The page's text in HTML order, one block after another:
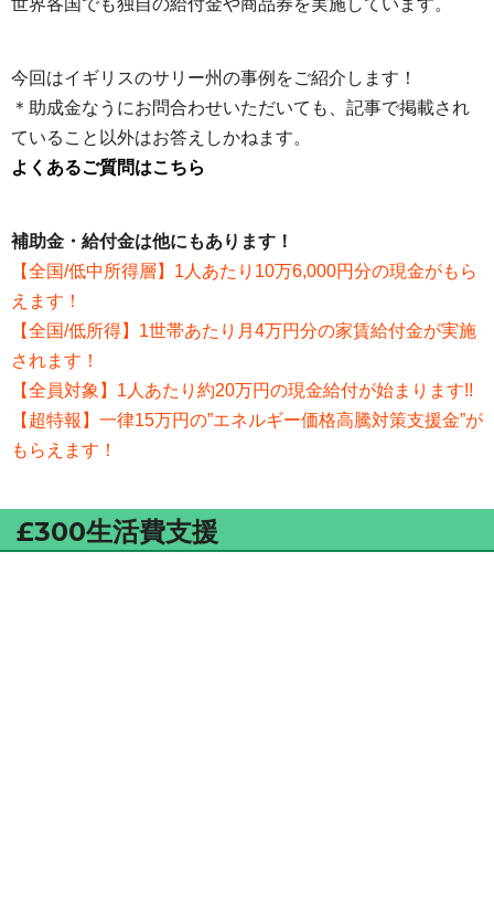
世界各国でも独自の給付金や商品券を実施しています。
今回はイギリスのサリー州の事例をご紹介します！
＊助成金なうにお問合わせいただいても、記事で掲載され
ていること以外はお答えしかねます。
よくあるご質問はこちら
補助金・給付金は他にもあります！
【全国/低中所得層】1人あたり10万6,000円分の現金がもら
えます！
【全国/低所得】1世帯あたり月4万円分の家賃給付金が実施
されます！
【全員対象】1人あたり約20万円の現金給付が始まります!!
【超特報】一律15万円の”エネルギー価格高騰対策支援金”が
もらえます！
£300生活費支援